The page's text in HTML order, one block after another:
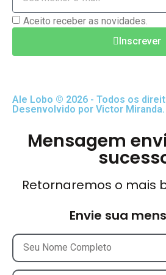
Aceito receber as novidades.
Inscrever
Ale Lobo © 2026 - Todos os
Desenvolvido por Victor Miranda.
Mensagem
Retornaremos o mais
Envie sua